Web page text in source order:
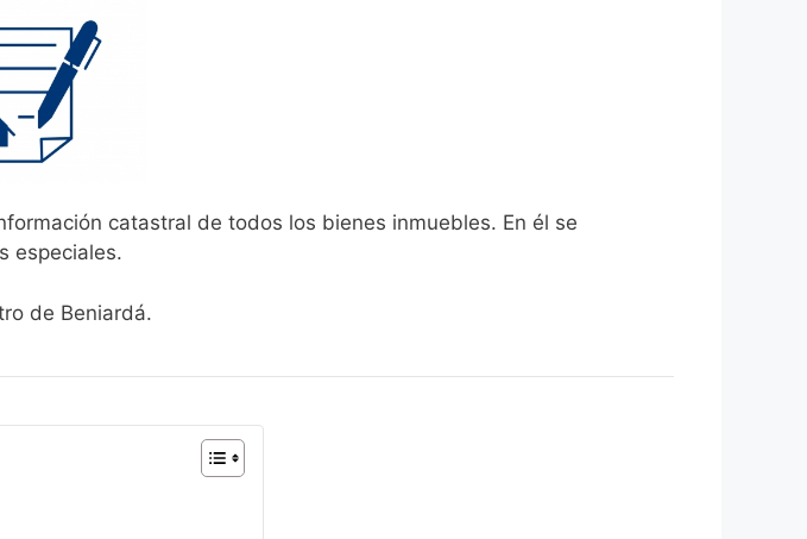
catastral de todos los bienes inmuebles. En él se
especiales.
de Beniardá.